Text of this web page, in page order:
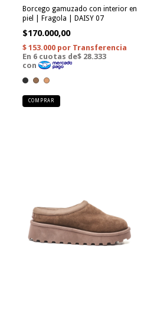
Borcego gamuzado con interior en
piel | Fragola | DAISY 07
$170.000,00
COMPRAR